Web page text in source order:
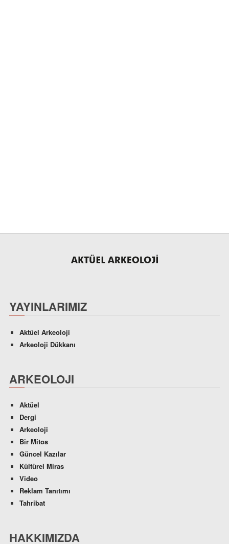
YAYINLARIMIZ
Aktüel Arkeoloji
Arkeoloji Dükkanı
ARKEOLOJI
Aktüel
Dergi
Arkeoloji
Bir Mitos
Güncel Kazılar
Kültürel Miras
Video
Reklam Tanıtımı
Tahribat
HAKKIMIZDA